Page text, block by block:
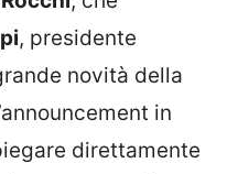
, presidente
novità della
in
direttamente